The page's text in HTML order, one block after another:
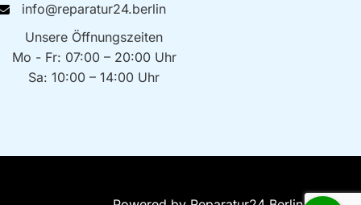
info@reparatur24.berlin
Unsere Öffnungszeiten
Mo - Fr: 07:00 – 20:00 Uhr
Sa: 10:00 – 14:00 Uhr